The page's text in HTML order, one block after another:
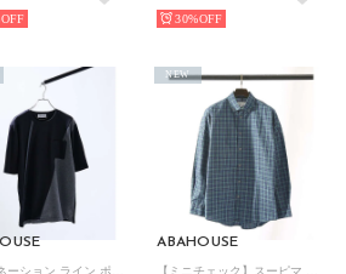
30%
ABAHOUSE
NEW